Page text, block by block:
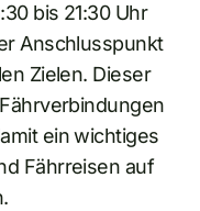
bis 21:30 Uhr
Anschlusspunkt
Zielen. Dieser
ein wichtiges
Fährreisen auf